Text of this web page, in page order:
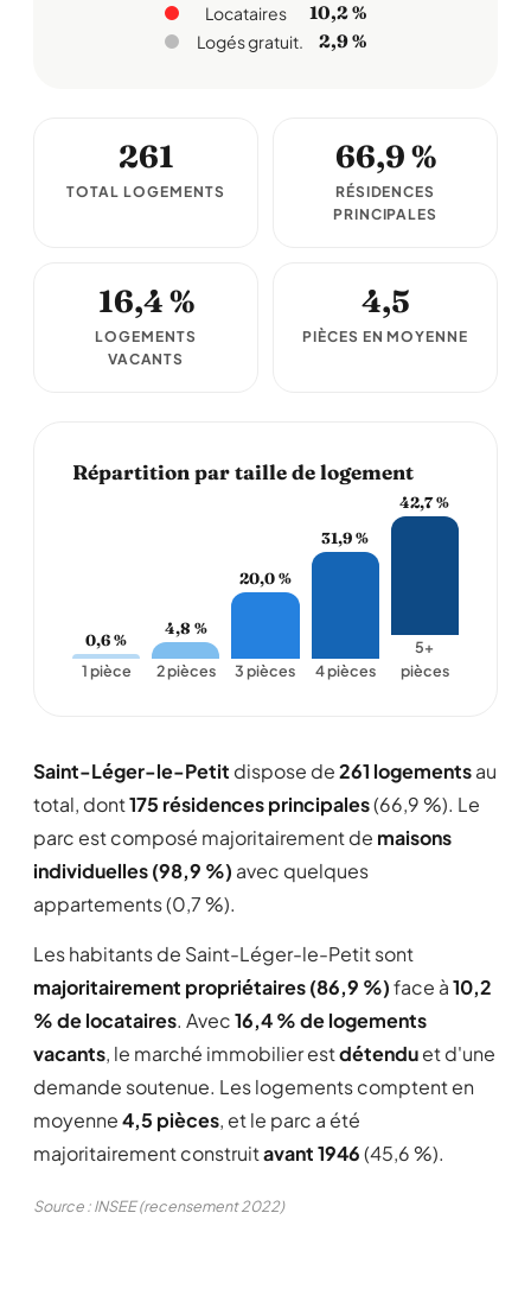
Locataires 10,2 %
Logés gratuit. 2,9 %
261
TOTAL LOGEMENTS
66,9 %
RÉSIDENCES
PRINCIPALES
16,4 %
LOGEMENTS
VACANTS
4,5
PIÈCES EN MOYENNE
Répartition par taille de logement
0,6 %
1 pièce
4,8 %
2 pièces
20,0 %
3 pièces
31,9 %
4 pièces
42,7 %
5+
pièces
Saint-Léger-le-Petit dispose de261 logementsau
total, dont175 résidences principales(66,9 %). Le
parc est composé majoritairement de maisons
individuelles (98,9 %) avec quelques
appartements (0,7 %).
Les habitants de Saint-Léger-le-Petit sont
majoritairement propriétaires (86,9 %)face à10,2
% de locataires. Avec16,4 % de logements
vacants, le marché immobilier estdétenduet d'une
demande soutenue. Les logements comptent en
moyenne4,5 pièces, et le parc a été
majoritairement construitavant 1946(45,6 %).
Source : INSEE (recensement 2022)